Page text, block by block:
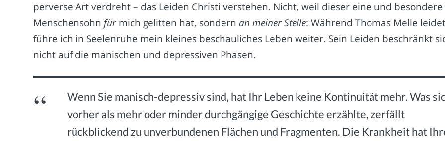
perverse Art verdreht – das Leiden Christi verstehen. Nicht, weil dieser eine und besondere
Menschensohnfür mich gelitten hat, sondern an meiner Stelle: Während Thomas Melle
führe ich in Seelenruhe mein kleines beschauliches Leben weiter. Sein Leiden beschränkt
nicht auf die manischen und depressiven Phasen.
Wenn Sie manisch-depressiv sind, hat Ihr Leben keine Kontinuität mehr. Was
vorher als mehr oder minder durchgängige Geschichte erzählte, zerfällt
rückblickend zu unverbundenen Flächen und Fragmenten. Die Krankheit hat